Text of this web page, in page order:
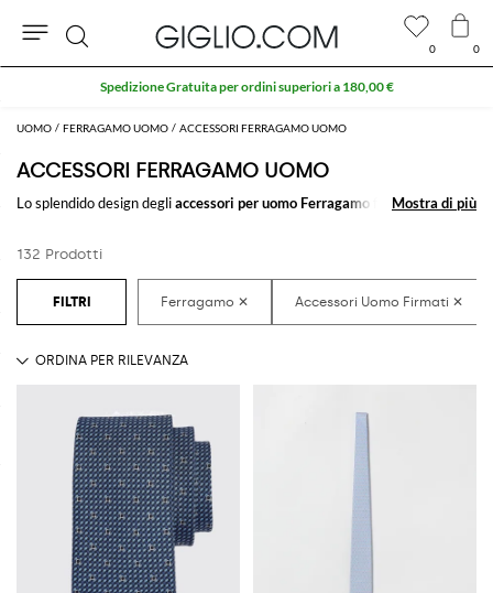
UOMO FERRAGAMO UOMO ACCESSORI FERRAGAMO UOMO
ACCESSORI FERRAGAMO UOMO
Lo splendido design degliaccessori per uomo Ferragamo
farà la
nuovi look abbinandoli insieme.
Acquista gli
accessori Ferragamo uomo su GIGLIO.COM
Mostra di più
Mostra di più
132 Prodotti
0 0
Cerca